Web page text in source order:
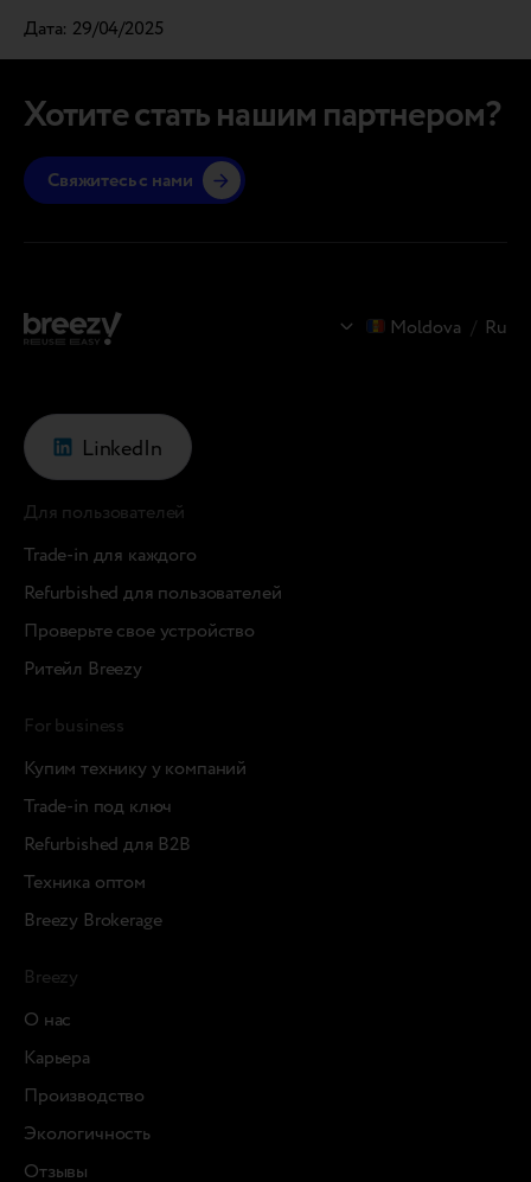
Дата: 29/04/2025
Moldova / Ru
Хотите стать нашим партнером?
Свяжитесь с нами
LinkedIn
Для пользователей
Trade-in для каждого
Refurbished для пользователей
Проверьте свое устройство
Ритейл Breezy
For business
Купим технику у компаний
Trade-in под ключ
Refurbished для B2B
Техника оптом
Breezy Brokerage
Breezy
О нас
Карьера
Производство
Экологичность
Отзывы